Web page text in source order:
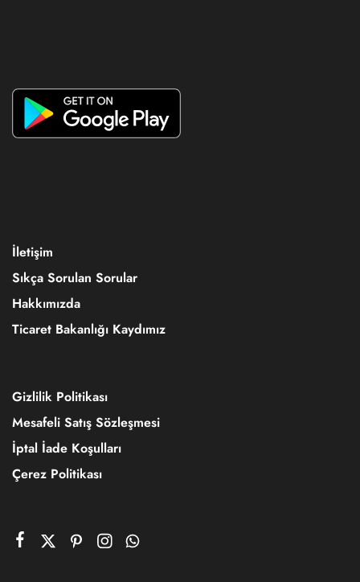
İletişim
Sıkça Sorulan Sorular
Hakkımızda
Ticaret Bakanlığı Kaydımız
Gizlilik Politikası
Mesafeli Satış Sözleşmesi
İptal İade Koşulları
Çerez Politikası